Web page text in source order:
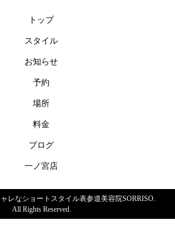
トップ
スタイル
お知らせ
予約
場所
料金
ブログ
一ノ宮店
レなショートスタイル表参道美容院SORRISO.
All Rights Reserved.